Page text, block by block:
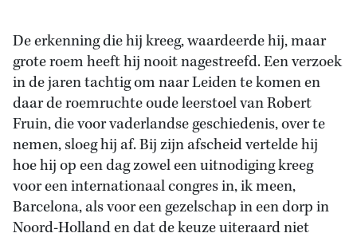
De erkenning die hij kreeg, waardeerde hij, maar
grote roem heeft hij nooit nagestreefd. Een verzoek
in de jaren tachtig om naar Leiden te komen en
daar de roemruchte oude leerstoel van Robert
Fruin, die voor vaderlandse geschiedenis, over te
nemen, sloeg hij af. Bij zijn afscheid vertelde hij
hoe hij op een dag zowel een uitnodiging kreeg
voor een internationaal congres in, ik meen,
Barcelona, als voor een gezelschap in een dorp in
Noord-Holland en dat de keuze uiteraard niet